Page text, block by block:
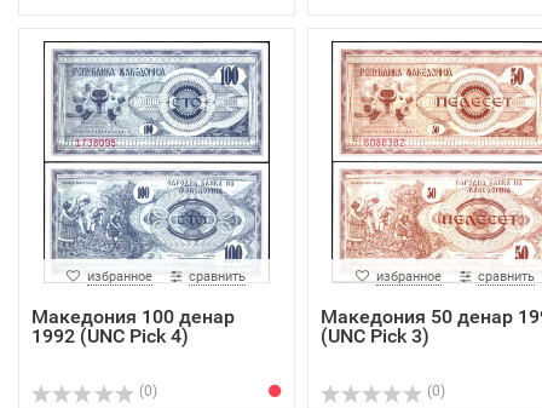
избранное сравнить
Македония 100 денар
1992 (UNC Pick 4)
(0)
избранное сравнить
Македония 50 денар
(UNC Pick 3)
(0)